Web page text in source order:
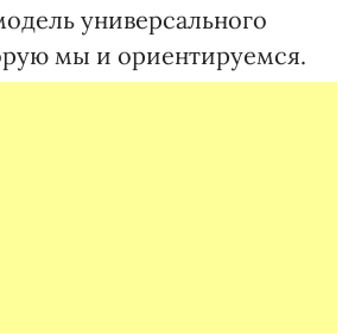
универсального
мы и ориентируемся.